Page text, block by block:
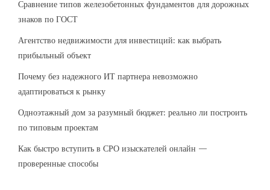
Сравнение типов железобетонных фундаментов для дорожных
знаков по ГОСТ
Агентство недвижимости для инвестиций: как выбрать
прибыльный объект
Почему без надежного ИТ партнера невозможно
адаптироваться к рынку
Одноэтажный дом за разумный бюджет: реально ли построить
по типовым проектам
Как быстро вступить в СРО изыскателей онлайн —
проверенные способы